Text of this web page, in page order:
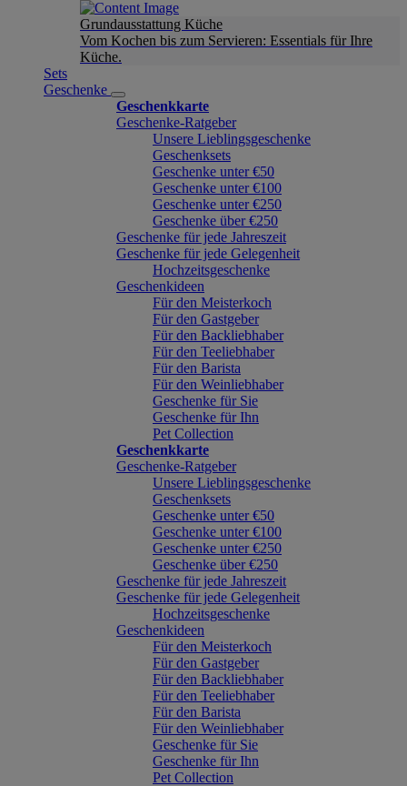
Grundausstattung Küche
Vom Kochen bis zum Servieren: Essentials für Ihre
Küche.
Sets
Geschenke
Geschenkkarte
Geschenke-Ratgeber
Unsere Lieblingsgeschenke
Geschenksets
Geschenke unter €50
Geschenke unter €100
Geschenke unter €250
Geschenke über €250
Geschenke für jede Jahreszeit
Geschenke für jede Gelegenheit
Hochzeitsgeschenke
Geschenkideen
Für den Meisterkoch
Für den Gastgeber
Für den Backliebhaber
Für den Teeliebhaber
Für den Barista
Für den Weinliebhaber
Geschenke für Sie
Geschenke für Ihn
Pet Collection
Geschenkkarte
Geschenke-Ratgeber
Unsere Lieblingsgeschenke
Geschenksets
Geschenke unter €50
Geschenke unter €100
Geschenke unter €250
Geschenke über €250
Geschenke für jede Jahreszeit
Geschenke für jede Gelegenheit
Hochzeitsgeschenke
Geschenkideen
Für den Meisterkoch
Für den Gastgeber
Für den Backliebhaber
Für den Teeliebhaber
Für den Barista
Für den Weinliebhaber
Geschenke für Sie
Geschenke für Ihn
Pet Collection